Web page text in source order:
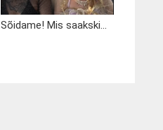
Sõidame! Mis saakski...